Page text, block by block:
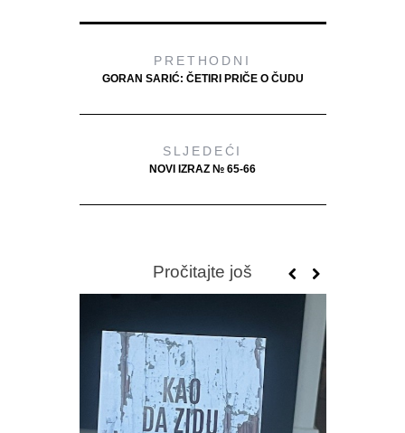
PRETHODNI
GORAN SARIĆ: ČETIRI PRIČE O ČUDU
SLJEDEĆI
NOVI IZRAZ № 65-66
Pročitajte još